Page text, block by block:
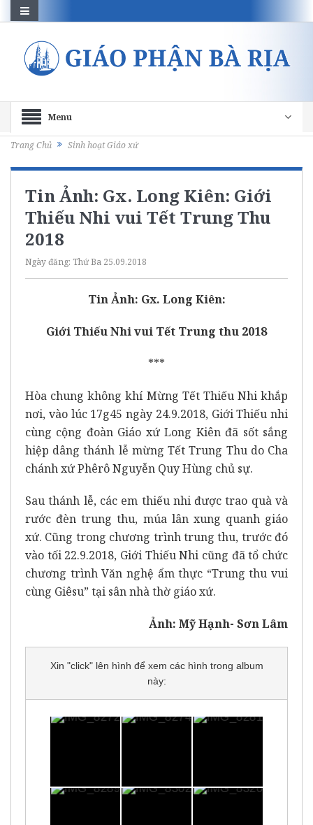
Menu
Trang Chủ Sinh hoạt Giáo xứ
Tin Ảnh: Gx. Long Kiên: Giới
Thiếu Nhi vui Tết Trung Thu
2018
Ngày đăng: Thứ Ba 25.09.2018
Tin Ảnh: Gx. Long Kiên:
Giới Thiếu Nhi vui Tết Trung thu 2018
***
Hòa chung không khí Mừng Tết Thiếu Nhi khắp
nơi, vào lúc 17g45 ngày 24.9.2018, Giới Thiếu nhi
cùng cộng đoàn Giáo xứ Long Kiên đã sốt sắng
hiệp dâng thánh lễ mừng Tết Trung Thu do Cha
chánh xứ Phêrô Nguyễn Quy Hùng chủ sự.
Sau thánh lễ, các em thiếu nhi được trao quà và
rước đèn trung thu, múa lân xung quanh giáo
xứ. Cũng trong chương trình trung thu, trước đó
vào tối 22.9.2018, Giới Thiếu Nhi cũng đã tổ chức
chương trình Văn nghệ ẩm thực “Trung thu vui
cùng Giêsu” tại sân nhà thờ giáo xứ.
Ảnh: Mỹ Hạnh- Sơn Lâm
Xin "click" lên hình để xem các hình trong album
này: